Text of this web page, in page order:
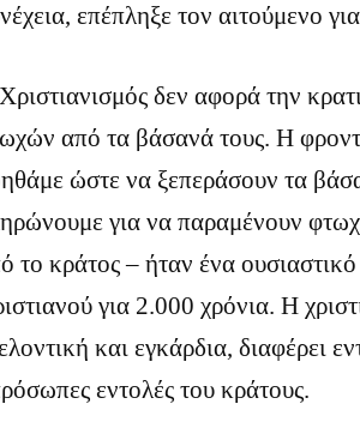
επέπληξε τον αιτούμενο
δεν αφορά την
από τα βάσανά τους. Η
ώστε να ξεπεράσουν τα
για να παραμένουν
το κράτος – ήταν ένα
για 2.000 χρόνια. Η
και εγκάρδια, διαφέρει
εντολές του κράτους.